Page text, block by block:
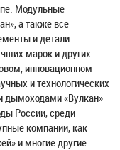
Модульные
а также все
и детали
марок и других
инновационном
и технологических
дымоходами «Вулкан»
России, среди
компании, как
и многие другие.